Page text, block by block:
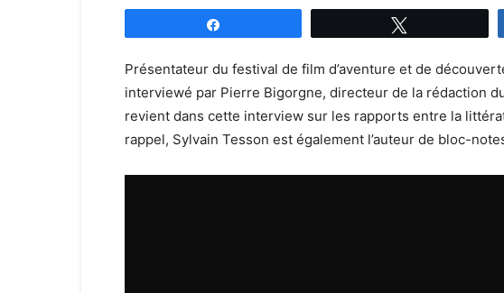
Présentateur du festival de film d’aventure et de
interviewé par Pierre Bigorgne, directeur de la rédaction
revient dans cette interview sur les rapports entre la
rappel, Sylvain Tesson est également l’auteur de bloc-